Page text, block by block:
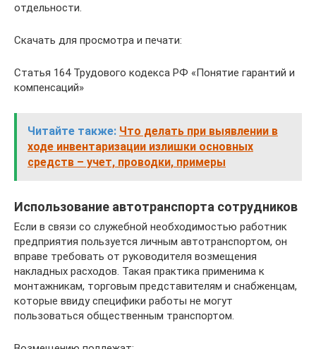
отдельности.
Скачать для просмотра и печати:
Статья 164 Трудового кодекса РФ «Понятие гарантий и
компенсаций»
Читайте также: Что делать при выявлении в
ходе инвентаризации излишки основных
средств – учет, проводки, примеры
Использование автотранспорта сотрудников
Если в связи со служебной необходимостью работник
предприятия пользуется личным автотранспортом, он
вправе требовать от руководителя возмещения
накладных расходов. Такая практика применима к
монтажникам, торговым представителям и снабженцам,
которые ввиду специфики работы не могут
пользоваться общественным транспортом.